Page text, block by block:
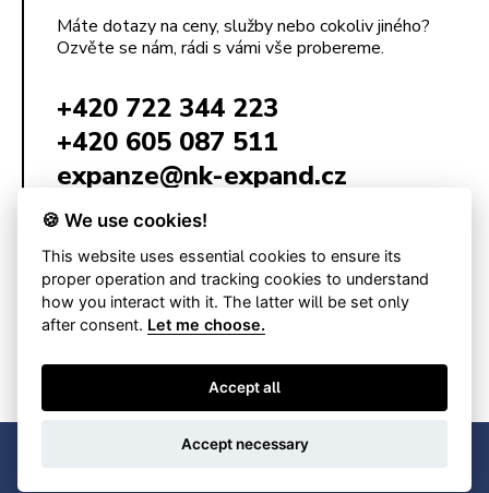
Máte dotazy na ceny, služby nebo cokoliv jiného?
Ozvěte se nám, rádi s vámi vše probereme.
+420 722 344 223
+420 605 087 511
expanze@nk-expand.cz
NK Expand s.r.o.
Poštovská 68/3
602 00 Brno
Česká republika
© 2026 NK Expand s.r.o.
🍪 We use cookies!
This website uses essential cookies to ensure its
proper operation and tracking cookies to understand
how you interact with it. The latter will be set only
after consent. Let me choose.
Accept all
Accept necessary